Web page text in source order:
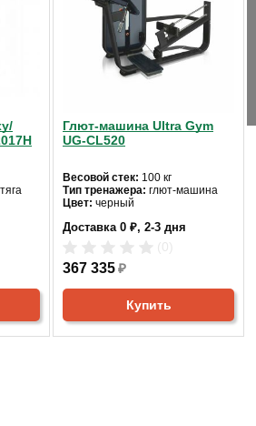
Глют-машина Ultra Gym
UG-CL520
Весовой стек: 100 кг
Тип тренажера: глют-машина
Цвет: черный
Доставка 0 ₽, 2-3 дня
367 335₽
Купить
функциональном дизайне.
мышц груди
кг
см x 135.6 см x 182.6 см